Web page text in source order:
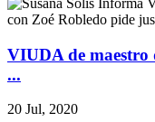
VIUDA de maestro
...
20 Jul, 2020